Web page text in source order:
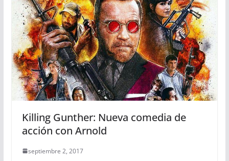
Killing Gunther: Nueva comedia de
acción con Arnold
septiembre 2, 2017